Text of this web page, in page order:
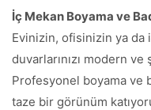
İç Mekan Boyama ve
Evinizin, ofisinizin ya da
duvarlarınızı modern
Profesyonel boyama ve
taze bir görünüm